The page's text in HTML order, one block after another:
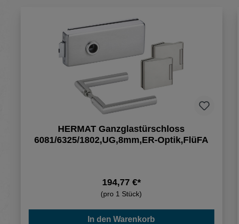
HERMAT Ganzglastürschloss
6081/6325/1802,UG,8mm,ER-Optik,FlüFA
194,77 €*
(pro 1 Stück)
In den Warenkorb